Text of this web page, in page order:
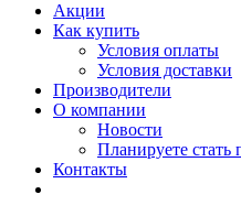
Акции
Как купить
Условия оплаты
Условия доставки
Производители
О компании
Новости
Планируете стать
Контакты